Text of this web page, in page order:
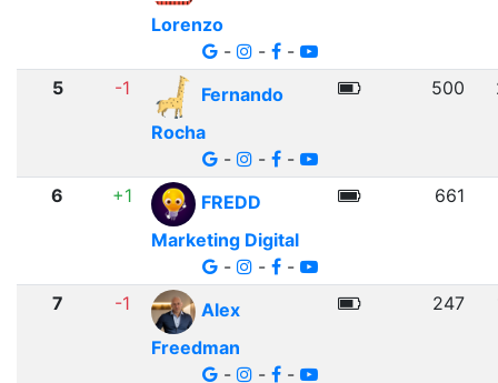
Lorenzo
-
- -
5 -1
Fernando
Rocha
-
- -
500
6 +1
FREDD
Marketing Digital
-
- -
661
7 -1
Alex
Freedman
-
- -
247